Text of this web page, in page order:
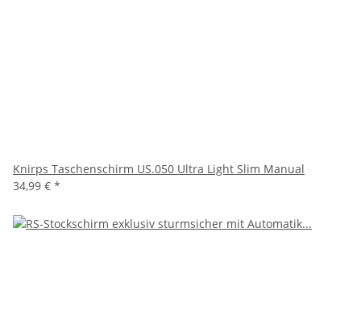
Knirps Taschenschirm US.050 Ultra Light Slim Manual
34,99 € *